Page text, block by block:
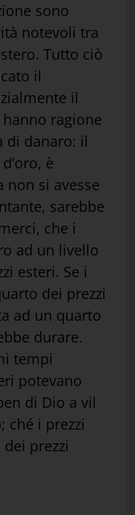
sono
notevoli tra
Tutto ciò
il
il
ragione
di danaro: il
è
non si avesse
sarebbe
che i
ad un livello
esteri. Se i
dei prezzi
ad un quarto
durare.
tempi
potevano
di Dio a vil
ché i prezzi
prezzi